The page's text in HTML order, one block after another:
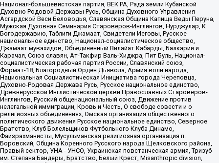
Национал-большевистская партия, ВЕК РА, Рада земли Кубанской
Духовно Родовой Державы Русь, Община Духовного Управления
Асгардской Веси Беловодья, Славянская Община Капища Веды Перуна,
Мужская Духовная Семинария Староверов-Инглингов, Нурджулар, К
Богодержавию, Таблиги Джамаат, Свидетели Иеговы, Русское
национальное единство, Национал-социалистическое общество,
Джамаат мувахидов, Объединенный Вилайат Кабарды, Балкарии и
Карачая, Союз славян, Ат-Такфир Валь-Хиджра, Пит Буль, Национал-
социалистическая рабочая партия России, Славянский союз,
Формат-18, Благородный Орден Дьявола, Армия воли народа,
Национальная Социалистическая Инициатива города Череповца,
Духовно-Родовая Держава Русь, Русское национальное единство,
Древнерусской Инглистической церкви Православных Староверов-
Инглингов, Русский общенациональный союз, Движение против
нелегальной иммиграции, Кровь и Честь, О свободе совести и о
религиозных объединениях, Омская организация общественного
политического движения Русское национальное единство, Северное
Братство, Клуб Болельщиков Футбольного Клуба Динамо,
Файзрахманисты, Мусульманская религиозная организация п.
Боровский, Община Коренного Русского народа Щелковского района,
Правый сектор, УНА - УНСО, Украинская повстанческая армия, Тризуб
им. Степана Бандеры, Братство, Белый Крест, Misanthropic division,